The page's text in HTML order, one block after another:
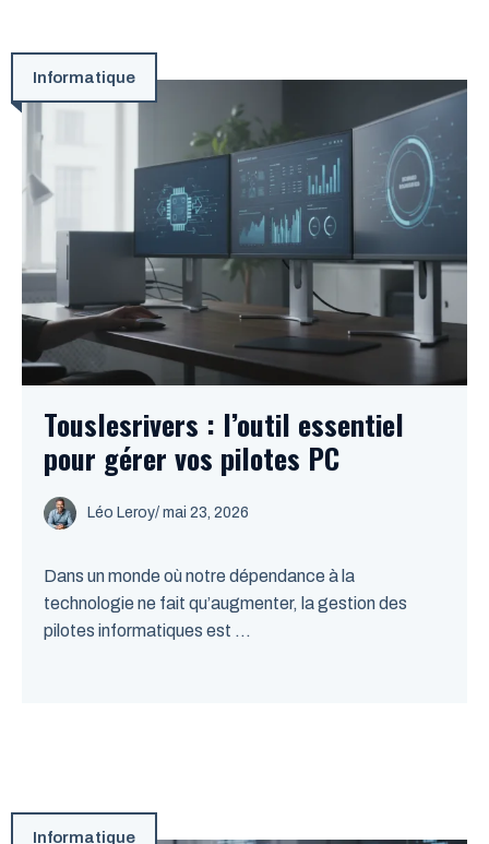
Informatique
Touslesrivers : l’outil essentiel
pour gérer vos pilotes PC
Léo Leroy/ mai 23, 2026
Dans un monde où notre dépendance à la
technologie ne fait qu’augmenter, la gestion des
pilotes informatiques est ...
Informatique